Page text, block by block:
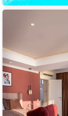
ПРЕСТИЖ
СПА